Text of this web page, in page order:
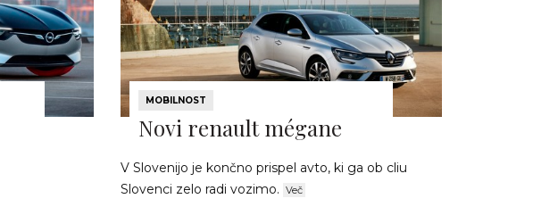
MOBILNOST
Novi renault mégane
V Slovenijo je končno prispel avto, ki ga ob cliu
Slovenci zelo radi vozimo. Več